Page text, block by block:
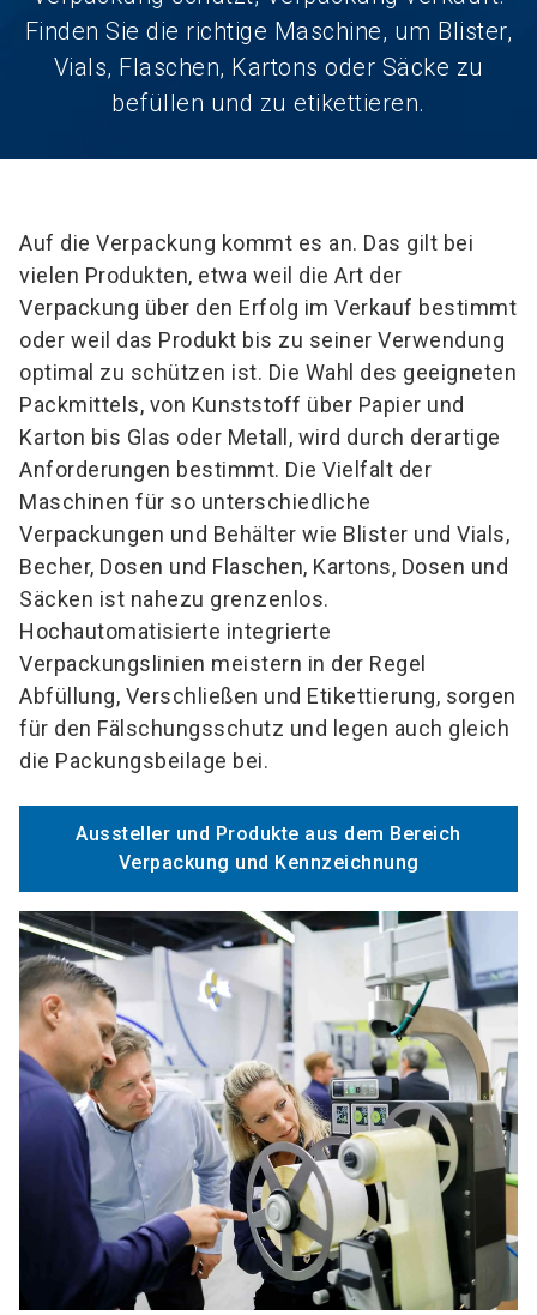
Finden Sie die richtige Maschine, um Blister,
Vials, Flaschen, Kartons oder Säcke zu
befüllen und zu etikettieren.
Auf die Verpackung kommt es an. Das gilt bei
vielen Produkten, etwa weil die Art der
Verpackung über den Erfolg im Verkauf bestimmt
oder weil das Produkt bis zu seiner Verwendung
optimal zu schützen ist. Die Wahl des geeigneten
Packmittels, von Kunststoff über Papier und
Karton bis Glas oder Metall, wird durch derartige
Anforderungen bestimmt. Die Vielfalt der
Maschinen für so unterschiedliche
Verpackungen und Behälter wie Blister und Vials,
Becher, Dosen und Flaschen, Kartons, Dosen und
Säcken ist nahezu grenzenlos.
Hochautomatisierte integrierte
Verpackungslinien meistern in der Regel
Abfüllung, Verschließen und Etikettierung, sorgen
für den Fälschungsschutz und legen auch gleich
die Packungsbeilage bei.
Aussteller und Produkte aus dem Bereich
Verpackung und Kennzeichnung